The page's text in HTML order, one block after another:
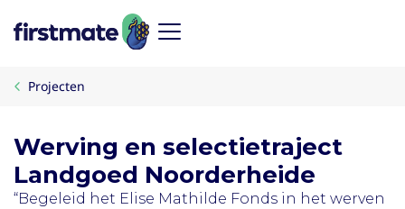
Projecten
Werving en selectietraject
Landgoed Noorderheide
“Begeleid het Elise Mathilde Fonds in het werven